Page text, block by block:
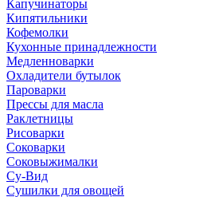
Капучинаторы
Кипятильники
Кофемолки
Кухонные принадлежности
Медленноварки
Охладители бутылок
Пароварки
Прессы для масла
Раклетницы
Рисоварки
Соковарки
Соковыжималки
Су-Вид
Сушилки для овощей